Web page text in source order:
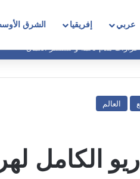
عربي إفريقيا الشرق
العالم
الكامل